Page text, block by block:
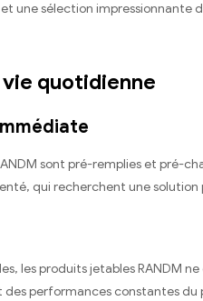
une sélection impressionnante
quotidienne
sont pré-remplies et pré-
qui recherchent une
les produits jetables RANDM
performances constantes du